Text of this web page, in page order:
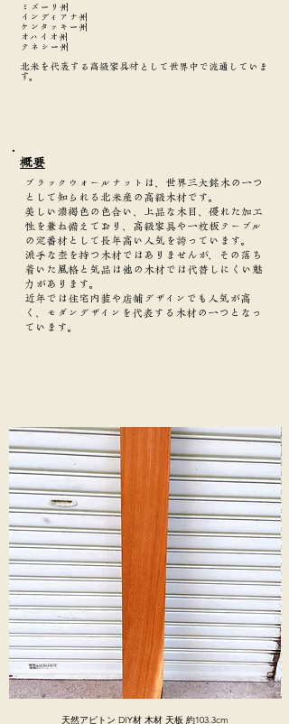
ミズーリ州
インディアナ州
ケンタッキー州
オハイオ州
テネシー州
北米を代表する高級家具材として世界中で流通していま
す。
​概要
ブラックウォールナットは、世界三大銘木の一つ
として知られる北米産の高級木材です。
美しい濃褐色の色合い、上品な木目、優れた加工
性を兼ね備えており、高級家具や一枚板テーブル
の定番材として長年高い人気を誇っています。
派手な杢を持つ木材ではありませんが、その落ち
着いた風格と気品は他の木材では代替しにくい魅
力があります。
近年では住宅内装や店舗デザインでも人気が高
く、モダンデザインを代表する木材の一つとなっ
ています。
天然アピトン DIY材 木材 天板 約103.3cm